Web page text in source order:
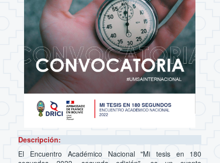
Descripción:
El Encuentro Académico Nacional "Mi tesis en 180